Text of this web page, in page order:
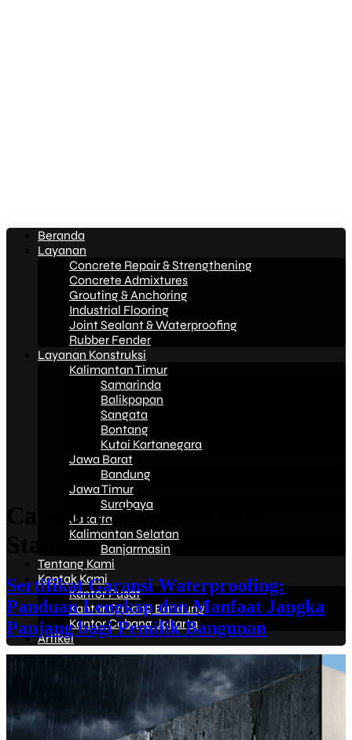
Beranda
Layanan
Concrete Repair & Strengthening
Concrete Admixtures
Grouting & Anchoring
Industrial Flooring
Joint Sealant & Waterproofing
Rubber Fender
Layanan Konstruksi
Kalimantan Timur
Samarinda
Balikpapan
Sangata
Bontang
Kutai Kartanegara
Jawa Barat
Bandung
Jawa Timur
Surabaya
Jakarta
Kalimantan Selatan
Banjarmasin
Tentang Kami
Kontak Kami
Kantor Pusat
Kantor Cabang Bandung
Kantor Cabang Jakarta
Artikel
Category:Regulasi dan
Standar
Sertifikat Garansi Waterproofing:
Panduan Lengkap dan Manfaat Jangka
Panjang bagi Pemilik Bangunan